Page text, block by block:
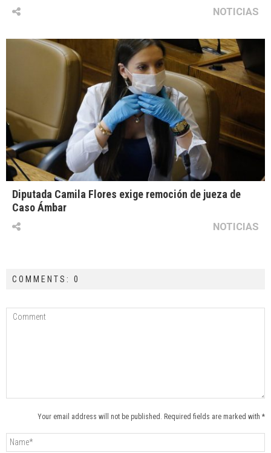
NOTICIAS
Diputada Camila Flores exige remoción de jueza de
Caso Ámbar
NOTICIAS
COMMENTS: 0
Your email address will not be published. Required fields are marked with *